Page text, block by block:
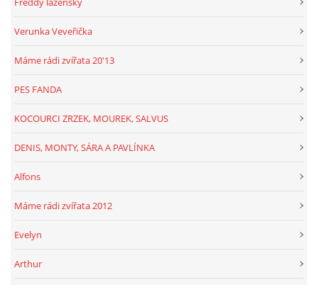
Verunka Veveřička
Máme rádi zvířata 20'13
PES FANDA
KOCOURCI ZRZEK, MOUREK, SALVUS
DENIS, MONTY, SÁRA A PAVLÍNKA
Alfons
Máme rádi zvířata 2012
Evelyn
Arthur